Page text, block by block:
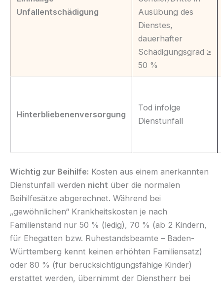
Unfallentschädigung
Ausübung des
Dienstes,
dauerhafter
Schädigungsgrad ≥
50 %
Hinterbliebenenversorgung
Tod infolge
Dienstunfall
Wichtig zur Beihilfe: Kosten aus einem anerkannten
Dienstunfall werden nicht über die normalen
Beihilfesätze abgerechnet. Während bei
„gewöhnlichen“ Krankheitskosten je nach
Familienstand nur 50 % (ledig), 70 % (ab 2 Kindern,
für Ehegatten bzw. Ruhestandsbeamte – Baden-
Württemberg kennt keinen erhöhten Familiensatz)
oder 80 % (für berücksichtigungsfähige Kinder)
erstattet werden, übernimmt der Dienstherr bei